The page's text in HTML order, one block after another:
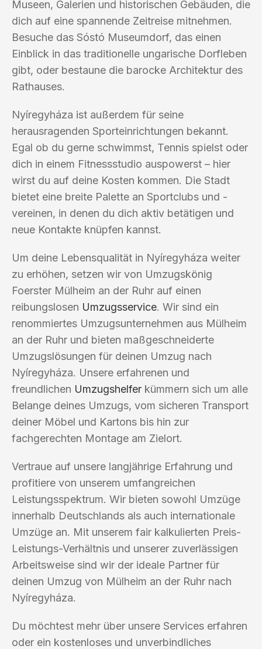
Museen, Galerien und historischen Gebäuden, die
dich auf eine spannende Zeitreise mitnehmen.
Besuche das Sóstó Museumdorf, das einen
Einblick in das traditionelle ungarische Dorfleben
gibt, oder bestaune die barocke Architektur des
Rathauses.
Nyíregyháza ist außerdem für seine
herausragenden Sporteinrichtungen bekannt.
Egal ob du gerne schwimmst, Tennis spielst oder
dich in einem Fitnessstudio auspowerst – hier
wirst du auf deine Kosten kommen. Die Stadt
bietet eine breite Palette an Sportclubs und -
vereinen, in denen du dich aktiv betätigen und
neue Kontakte knüpfen kannst.
Um deine Lebensqualität in Nyíregyháza weiter
zu erhöhen, setzen wir von Umzugskönig
Foerster Mülheim an der Ruhr auf einen
reibungslosen Umzugsservice. Wir sind ein
renommiertes Umzugsunternehmen aus Mülheim
an der Ruhr und bieten maßgeschneiderte
Umzugslösungen für deinen Umzug nach
Nyíregyháza. Unsere erfahrenen und
freundlichen Umzugshelfer kümmern sich um alle
Belange deines Umzugs, vom sicheren Transport
deiner Möbel und Kartons bis hin zur
fachgerechten Montage am Zielort.
Vertraue auf unsere langjährige Erfahrung und
profitiere von unserem umfangreichen
Leistungsspektrum. Wir bieten sowohl Umzüge
innerhalb Deutschlands als auch internationale
Umzüge an. Mit unserem fair kalkulierten Preis-
Leistungs-Verhältnis und unserer zuverlässigen
Arbeitsweise sind wir der ideale Partner für
deinen Umzug von Mülheim an der Ruhr nach
Nyíregyháza.
Du möchtest mehr über unsere Services erfahren
oder ein kostenloses und unverbindliches